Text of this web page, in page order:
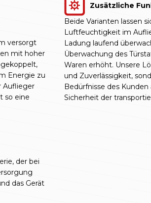
versorgt
mit hoher
Energie zu
Auflieger
so eine
der bei
das Gerät
Zusätzliche
Beide Varianten lassen
Luftfeuchtigkeit im
Ladung laufend
Überwachung des
Waren erhöht. Unsere
und Zuverlässigkeit,
Bedürfnisse des
Sicherheit der